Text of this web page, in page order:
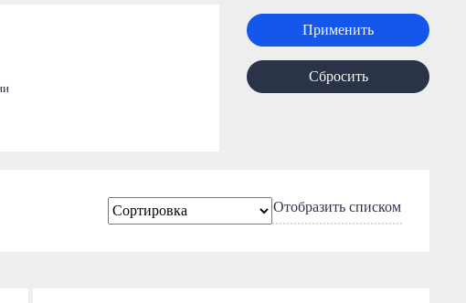
Применить
Сбросить
Отобразить списком